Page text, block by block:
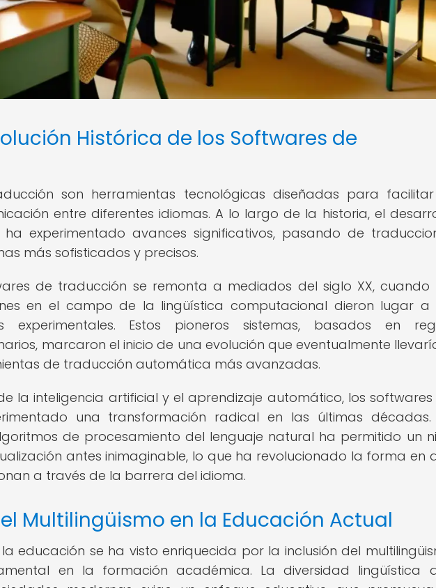
Histórica de los Softwares de
son herramientas tecnológicas diseñadas para
entre diferentes idiomas. A lo largo de la historia, el
experimentado avances significativos, pasando de
más sofisticados y precisos.
de traducción se remonta a mediados del siglo XX, cuando
en el campo de la lingüística computacional dieron lugar a
experimentales. Estos pioneros sistemas, basados en
marcaron el inicio de una evolución que eventualmente
de traducción automática más avanzadas.
la inteligencia artificial y el aprendizaje automático, los
una transformación radical en las últimas décadas.
de procesamiento del lenguaje natural ha permitido un
antes inimaginable, lo que ha revolucionado la forma en
a través de la barrera del idioma.
Multilingüismo en la Educación Actual
educación se ha visto enriquecida por la inclusión del
en la formación académica. La diversidad lingüística